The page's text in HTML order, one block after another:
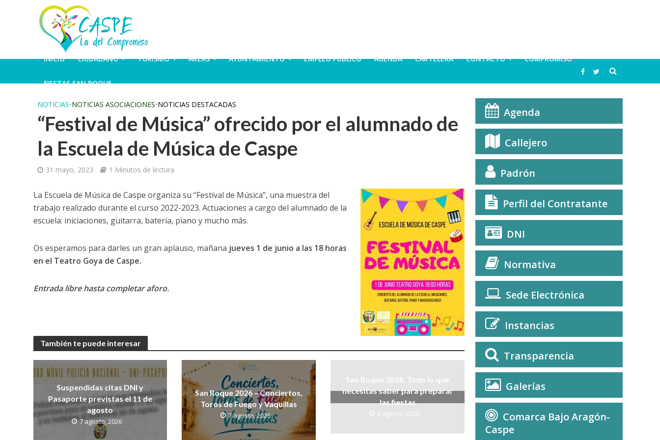
INICIO CIUDADANO TURISMO ÁREAS AYUNTAMIENTO EMPLEO PÚBLICO AGENDA CARTELERA CONTACTO COMPROMISO
FIESTAS SAN ROQUE
NOTICIAS•NOTICIAS ASOCIACIONES•NOTICIAS DESTACADAS
“Festival de Música” ofrecido por el alumnado de
la Escuela de Música de Caspe
31 mayo, 2023 1 Minutos de lectura
La Escuela de Música de Caspe organiza su “Festival de Música”, una muestra del
trabajo realizado durante el curso 2022-2023. Actuaciones a cargo del alumnado de la
escuela: iniciaciones, guitarra, batería, piano y mucho más.
Os esperamos para darles un gran aplauso, mañana jueves 1 de junio a las 18 horas
en el Teatro Goya de Caspe.
Entrada libre hasta completar aforo.
También te puede interesar
Suspendidas citas DNI y
Pasaporte previstas el 11 de
agosto
7 agosto, 2026
San Roque 2026 – Conciertos,
Toros de Fuego y Vaquillas
7 agosto, 2026
San Roque 2026. Todo lo que
necesitas saber para preparar
las fiestas
6 agosto, 2026
Agenda
Callejero
Padrón
Perfil del Contratante
DNI
Normativa
Sede Electrónica
Instancias
Transparencia
Galerías
Comarca Bajo Aragón-
Caspe